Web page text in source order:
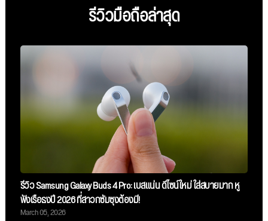
รีวิวมือถือล่าสุด
รีวิว Samsung Galaxy Buds 4 Pro: เบสแน่น ดีไซน์ใหม่ ใส่สบายมาก หู
ฟังเรือธงปี 2026 ที่สาวกซัมซุงต้องมี!
March 05, 2026